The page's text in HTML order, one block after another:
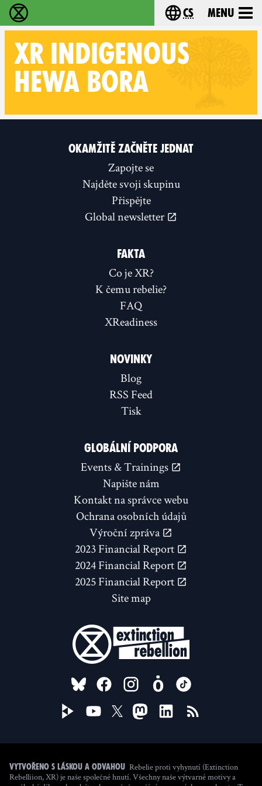
Rebelie proti vyhynutí - Home Choose your
cs Menu
XR INDIGENOUS
HEWA BORA
OKAMŽITĚ ZAČNĚTE JEDNAT
Zapojte se
Najděte svoji skupinu
Přispějte
Global newsletter
FAKTA
Co je XR?
K čemu rebelie?
FAQ
XReadiness
NOVINKY
Blog
RSS Feed
Tisk
GLOBÁLNÍ PODPORA
Events & Trainings
Napište nám
Kontakt na správce webu
Ochrana osobních údajů
Výroční zpráva
2023 Financial Report
2024 Financial Report
2025 Financial Report
Site map
FOLLOW US ON
Vytvořeno s láskou a odvahou Rebelie proti vyhynutí (Extinction
Rebelliion, XR) je naše společné hnutí. Všechny naše výtvarné motivy a